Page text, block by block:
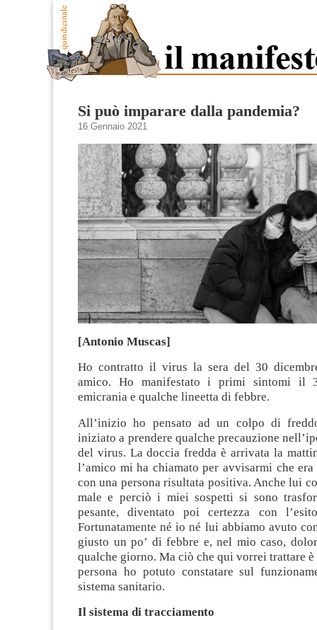
Si può imparare dalla pandemia?
16 Gennaio 2021
[Antonio Muscas]
Ho contratto il virus la sera del 30
amico. Ho manifestato i primi sintomi il
emicrania e qualche lineetta di febbre.
All’inizio ho pensato ad un colpo di
iniziato a prendere qualche precauzione
del virus. La doccia fredda è arrivata la
l’amico mi ha chiamato per avvisarmi che
con una persona risultata positiva. Anche lui
male e perciò i miei sospetti si sono
pesante, diventato poi certezza con
Fortunatamente né io né lui abbiamo avuto
giusto un po’ di febbre e, nel mio caso,
qualche giorno. Ma ciò che qui vorrei trattare
persona ho potuto constatare sul
sistema sanitario.
Il sistema di tracciamento